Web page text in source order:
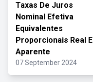
Taxas De Juros
Nominal Efetiva
Equivalentes
Proporcionais Real E
Aparente
07 September 2024